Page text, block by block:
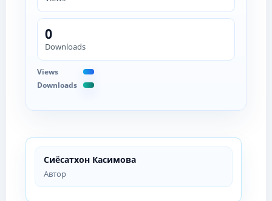
Сиёсатхон Касимова
Автор
0
Downloads
Views
Downloads